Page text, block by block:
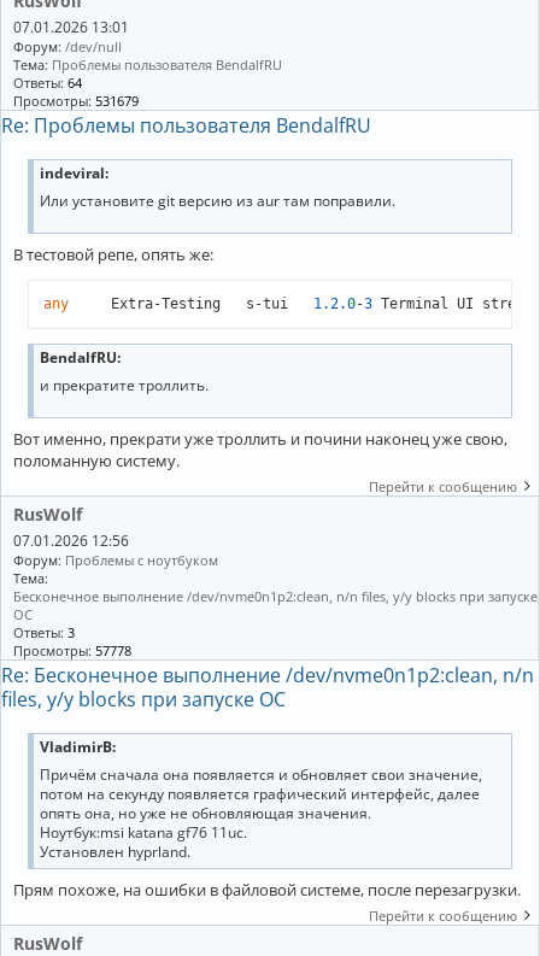
07.01.2026 13:01
Форум: /dev/null
Тема: Проблемы пользователя BendalfRU
Ответы: 64
Просмотры: 531679
Re: Проблемы пользователя BendalfRU
indeviral:
Или установите git версию из aur там поправили.
В тестовой репе, опять же:
any 1.2.0-3
Terminal UI
BendalfRU:
и прекратите троллить.
Вот именно, прекрати уже троллить и почини наконец уже свою,
поломанную систему.
Перейти к сообщению
RusWolf
07.01.2026 12:56
Форум: Проблемы с ноутбуком
Тема:
Бесконечное выполнение /dev/nvme0n1p2:clean, n/n files, y/y blocks при запуске
OC
Ответы: 3
Просмотры: 57778
Re: Бесконечное выполнение /dev/nvme0n1p2:clean, n/n
files, y/y blocks при запуске OC
VladimirB:
Причём сначала она появляется и обновляет свои значение,
потом на секунду появляется графический интерфейс, далее
опять она, но уже не обновляющая значения.
Ноутбук:msi katana gf76 11uc.
Установлен hyprland.
Прям похоже, на ошибки в файловой системе, после перезагрузки.
Перейти к сообщению
RusWolf